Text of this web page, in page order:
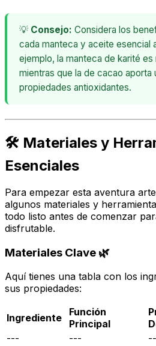
💡 Consejo: Considera los
cada manteca y aceite esencial
ejemplo, la manteca de karité es
mientras que la de cacao aporta
propiedades antioxidantes.
🛠️ Materiales y
Esenciales
Para empezar esta aventura
algunos materiales y
todo listo antes de comenzar
disfrutable.
Materiales Clave 🌿
Aquí tienes una tabla con los
sus propiedades:
Ingrediente
Función
Principal
---
---